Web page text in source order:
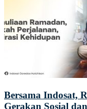
Bersama Indosat,
Gerakan Sosial